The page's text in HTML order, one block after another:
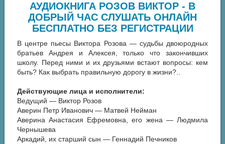
АУДИОКНИГА РОЗОВ ВИКТОР - В
ДОБРЫЙ ЧАС СЛУШАТЬ ОНЛАЙН
БЕСПЛАТНО БЕЗ РЕГИСТРАЦИИ
В центре пьесы Виктора Розова — судьбы двоюродных
братьев Андрея и Алексея, только что закончивших
школу. Перед ними и их друзьями встают вопросы: кем
быть? Как выбрать правильную дорогу в жизни?..
Действующие лица и исполнители:
Ведущий — Виктор Розов
Аверин Петр Иванович — Матвей Нейман
Аверина Анастасия Ефремовна, его жена — Людмила
Чернышева
Аркадий, их старший сын — Геннадий Печников